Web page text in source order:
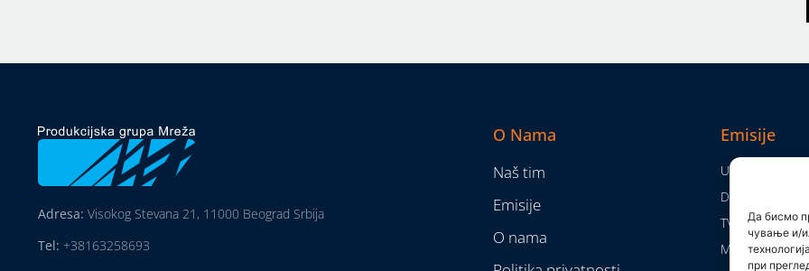
Да бисмо
чување и/
при
Adresa: Visokog Stevana 21, 11000 Beograd Srbija
Tel: +38163258693
O Nama
Naš tim
Emisije
O nama
Emisije
Utisak nedelje
Da nam nije...
TV Mreža
Moram da